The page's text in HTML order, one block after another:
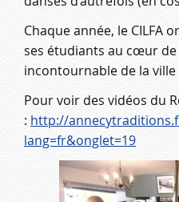
Chaque année, le CILFA
ses étudiants au cœur
incontournable de la ville
Pour voir des vidéos du
: http://
lang=fr&onglet=19